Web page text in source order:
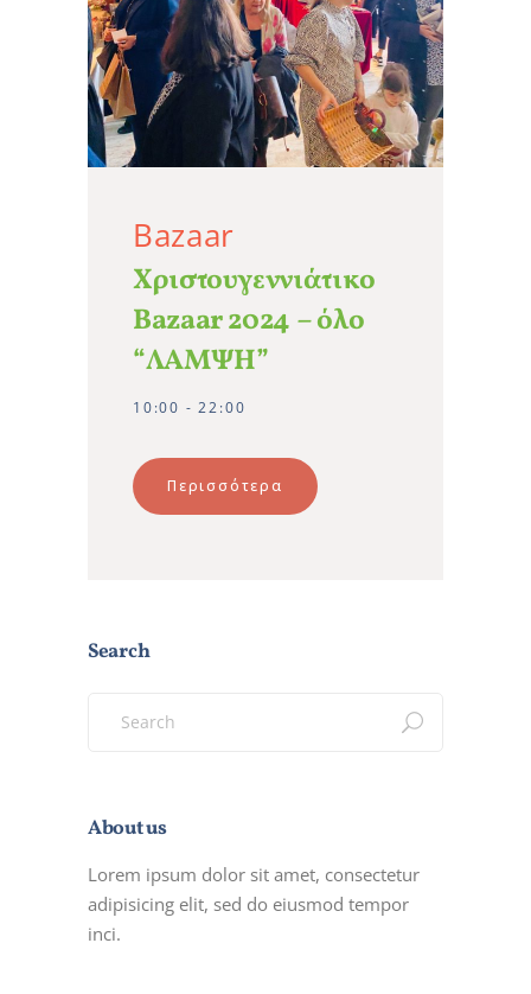
Bazaar
Χριστουγεννιάτικο
Bazaar 2024 – όλο
“ΛΑΜΨΗ”
10:00 - 22:00
Περισσότερα
Search
for:
About us
Lorem ipsum dolor sit amet, consectetur
adipisicing elit, sed do eiusmod tempor
inci.